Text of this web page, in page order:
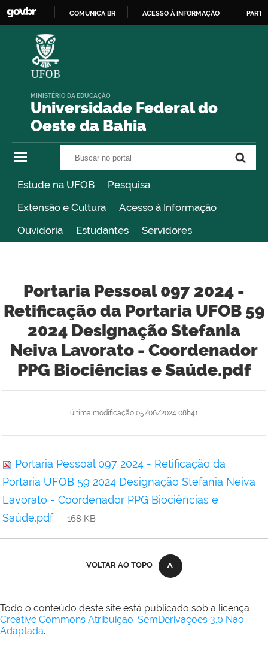
COMUNICA BR ACESSO À INFORMAÇÃO
Universidade Federal do
Oeste da Bahia
MINISTÉRIO DA EDUCAÇÃO
Estude na UFOB
Pesquisa
Extensão e Cultura
Acesso à Informação
Ouvidoria
Estudantes Servidores
Portaria Pessoal 097 2024 -
Retificação da Portaria UFOB 59
2024 Designação Stefania
Neiva Lavorato - Coordenador
PPG Biociências e Saúde.pdf
última modificação 05/06/2024 08h41
Portaria Pessoal 097 2024 - Retificação da
Portaria UFOB 59 2024 Designação Stefania Neiva
Lavorato - Coordenador PPG Biociências e
Saúde.pdf — 168 KB
VOLTAR AO TOPO
Todo o conteúdo deste site está publicado sob a licença
Creative Commons Atribuição-SemDerivações 3.0 Não
Adaptada.